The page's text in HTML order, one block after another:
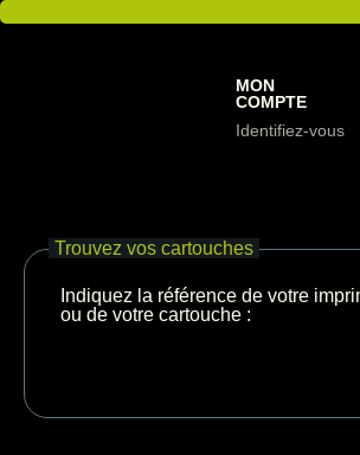
MON
COMPTE
Identifiez-vous
Trouvez vos cartouches
Indiquez la référence de votre
ou de votre cartouche :